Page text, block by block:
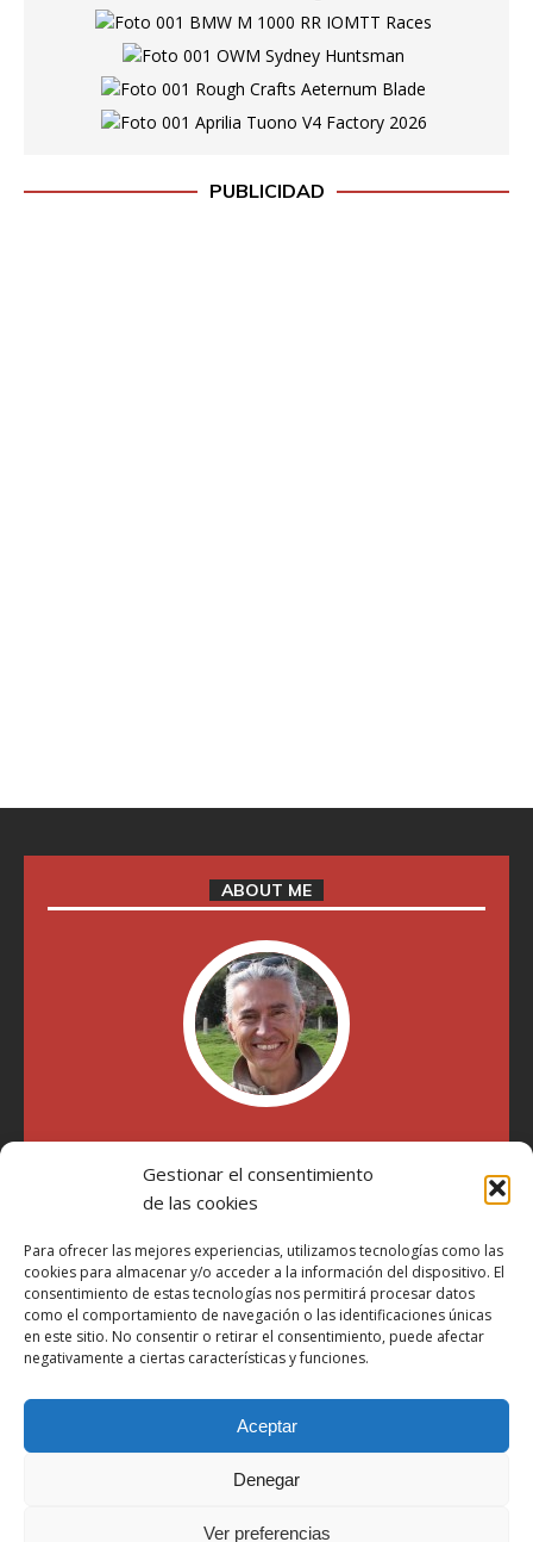
Gestionar el consentimiento
de las cookies
Para ofrecer las mejores experiencias, utilizamos tecnologías como las
cookies para almacenar y/o acceder a la información del dispositivo. El
consentimiento de estas tecnologías nos permitirá procesar datos
como el comportamiento de navegación o las identificaciones únicas
en este sitio. No consentir o retirar el consentimiento, puede afectar
negativamente a ciertas características y funciones.
Aceptar
Denegar
Ver preferencias
PUBLICIDAD
ABOUT ME
"Soy Manel Hospido, nací en Valencia en 1969 y desde el
año 2007 he escrito sobre motos en distintos medios.
Millatrece.com es una apuesta por escribir sobre lo que me
participa"
Aviso Legal
Política de Privacidad
Más Información sobre Cookies